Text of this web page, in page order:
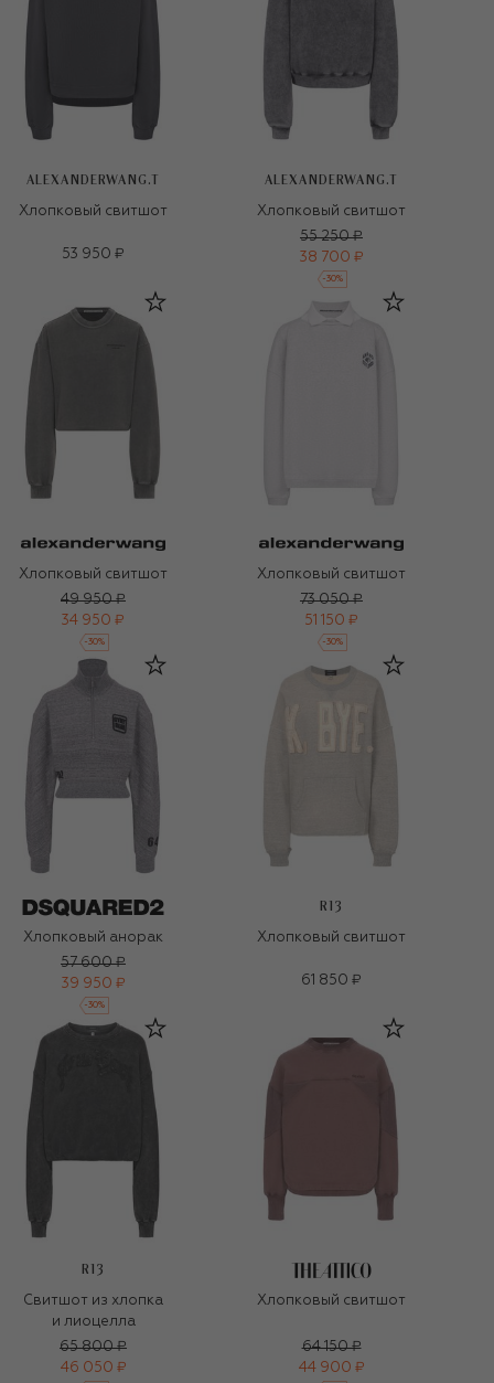
ALEXANDERWANG.T
Хлопковый свитшот
53 950 ₽
ALEXANDERWANG.T
Хлопковый свитшот
55 250 ₽
38 700 ₽
-30%
Хлопковый свитшот
49 950 ₽
34 950 ₽
-30%
Хлопковый свитшот
73 050 ₽
51 150 ₽
-30%
Хлопковый анорак
57 600 ₽
39 950 ₽
-30%
R13
Хлопковый свитшот
61 850 ₽
R13
Свитшот из хлопка
и лиоцелла
65 800 ₽
46 050 ₽
Хлопковый свитшот
64 150 ₽
44 900 ₽